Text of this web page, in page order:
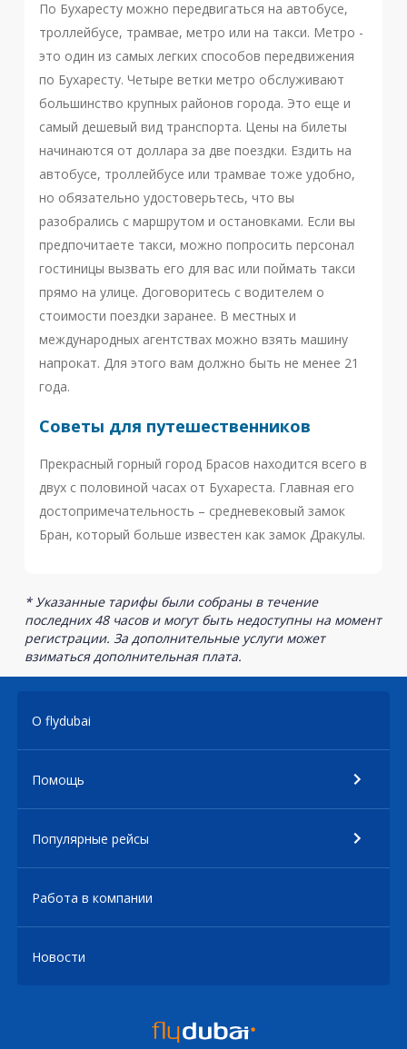
По Бухаресту можно передвигаться на автобусе,
троллейбусе, трамвае, метро или на такси. Метро -
это один из самых легких способов передвижения
по Бухаресту. Четыре ветки метро обслуживают
большинство крупных районов города. Это еще и
самый дешевый вид транспорта. Цены на билеты
начинаются от доллара за две поездки. Ездить на
автобусе, троллейбусе или трамвае тоже удобно,
но обязательно удостоверьтесь, что вы
разобрались с маршрутом и остановками. Если вы
предпочитаете такси, можно попросить персонал
гостиницы вызвать его для вас или поймать такси
прямо на улице. Договоритесь с водителем о
стоимости поездки заранее. В местных и
международных агентствах можно взять машину
напрокат. Для этого вам должно быть не менее 21
года.
Советы для путешественников
Прекрасный горный город Брасов находится всего в
двух с половиной часах от Бухареста. Главная его
достопримечательность – средневековый замок
Бран, который больше известен как замок Дракулы.
* Указанные тарифы были собраны в течение
последних 48 часов и могут быть недоступны на момент
регистрации. За дополнительные услуги может
взиматься дополнительная плата.
О flydubai
Помощь
Популярные рейсы
Работа в компании
Новости